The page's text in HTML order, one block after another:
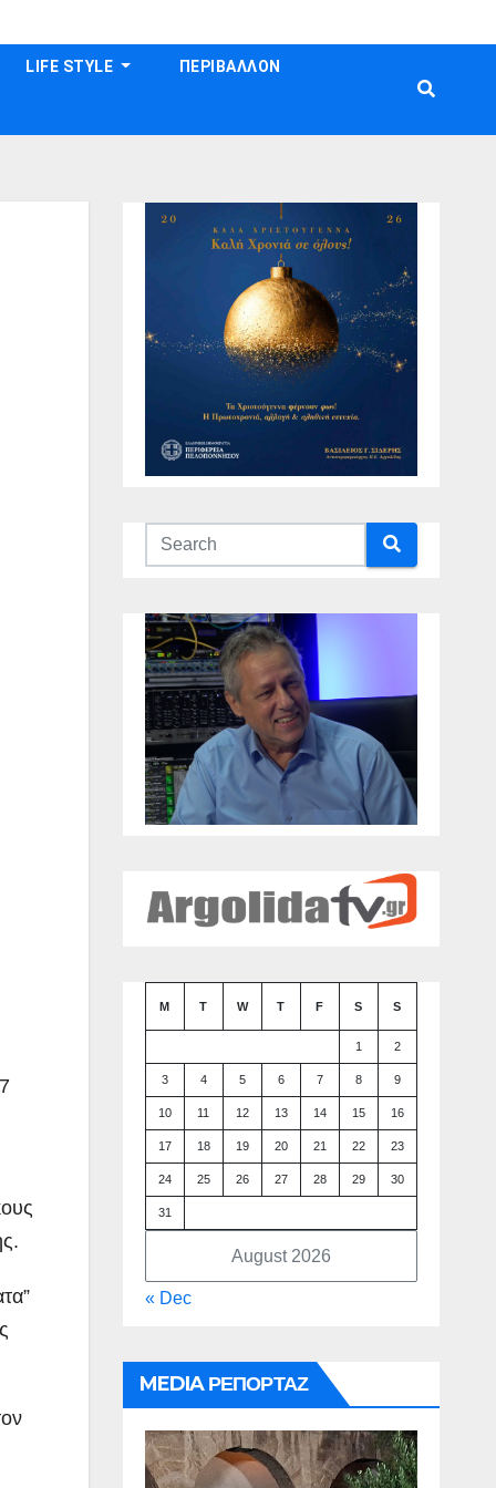
LIFE STYLE ΠΕΡΙΒΑΛΛΟΝ
August 2026
M T W T F S S
1 2
3 4 5 6 7 8 9
10 11 12 13 14 15 16
17 18 19 20 21 22 23
24 25 26 27 28 29 30
31
« Dec
MEDIA ΡΕΠΟΡΤΑΖ